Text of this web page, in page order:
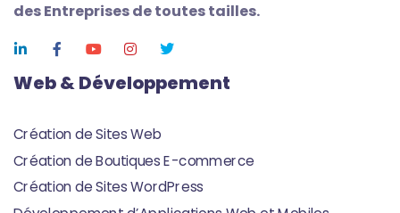
des Entreprises de toutes tailles.
Web & Développement
Création de Sites Web
Création de Boutiques E-commerce
Création de Sites WordPress